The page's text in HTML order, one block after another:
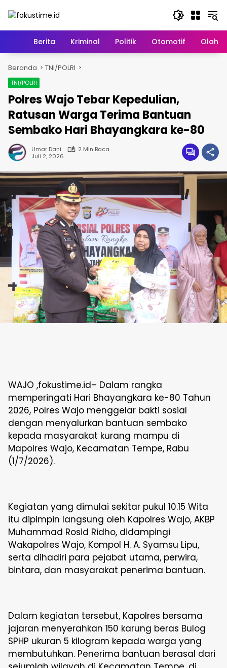
HomeBerita Kriminal Politik Otomotif
Beranda TNI/POLRI
TNI/POLRI
Polres Wajo Tebar Kepedulian,
Ratusan Warga Terima Bantuan
Sembako Hari Bhayangkara ke-80
Umar Dani
2 Min Baca
Juli 2, 2026
WAJO ,fokustime.id– Dalam rangka
memperingati Hari Bhayangkara ke-80 Tahun
2026, Polres Wajo menggelar bakti sosial
dengan menyalurkan bantuan sembako
kepada masyarakat kurang mampu di
Mapolres Wajo, Kecamatan Tempe, Rabu
(1/7/2026).
Kegiatan yang dimulai sekitar pukul 10.15 Wita
itu dipimpin langsung oleh Kapolres Wajo, AKBP
Muhammad Rosid Ridho, didampingi
Wakapolres Wajo, Kompol H. A. Syamsu Lipu,
serta dihadiri para pejabat utama, perwira,
bintara, dan masyarakat penerima bantuan.
Dalam kegiatan tersebut, Kapolres bersama
jajaran menyerahkan 150 karung beras Bulog
SPHP ukuran 5 kilogram kepada warga yang
membutuhkan. Penerima bantuan berasal dari